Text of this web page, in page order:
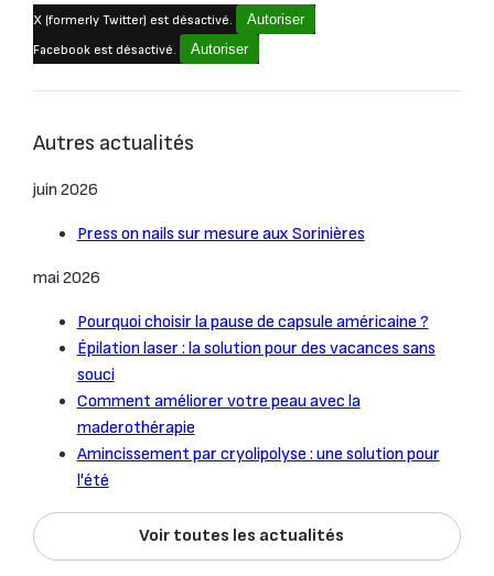
X (formerly Twitter) est désactivé.
Autoriser
Facebook est désactivé.
Autoriser
Autres actualités
juin 2026
Press on nails sur mesure aux Sorinières
mai 2026
Pourquoi choisir la pause de capsule américaine ?
Épilation laser : la solution pour des vacances sans
souci
Comment améliorer votre peau avec la
maderothérapie
Amincissement par cryolipolyse : une solution pour
l'été
Voir toutes les actualités